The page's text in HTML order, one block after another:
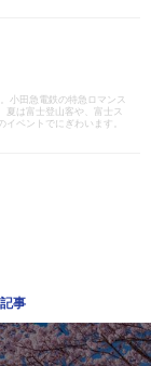
小田急電鉄の特急ロマンス
夏は富士登山客や、富士ス
イベントでにぎわいます。
事